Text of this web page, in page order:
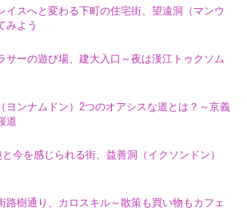
イスへと変わる下町の住宅街、望遠洞（マンウ
みよう
サーの遊び場、建大入口～夜は漢江トゥクソム
ヨンナムドン）2つのオアシスな道とは？～京義
道
今を感じられる街、益善洞（イクソンドン）
路樹通り、カロスキル～散策も買い物もカフェ